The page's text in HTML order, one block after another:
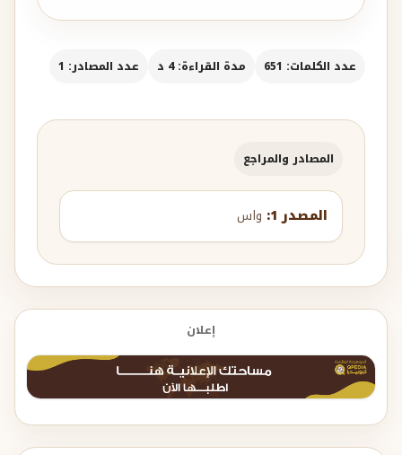
عدد الكلمات: 651 مدة القراءة: 4 د عدد المصادر: 1
المصادر والمراجع
المصدر 1: واس
إعلان